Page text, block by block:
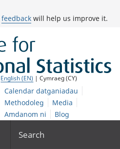
feedback will help us improve it.
English (EN) | Cymraeg (CY)
Calendar datganiadau
Methodoleg
Media
Amdanom ni
Blog
Search